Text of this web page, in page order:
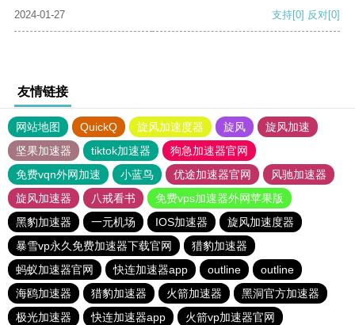
2024-01-27 支持[0] 反对[0]
友情链接
网站地图 QuickQ 旋风加速度器 旋风
旋风加速
坚果加速器
tiktok加速器
狗急加速器官网
免费vqn外网加速
小蓝鸟 优途加速器官网
风驰加速器
旋风加速器
八戒看书
免费vps加速器外网苹果版
黑豹加速器
一元机场 IOS加速器
旋风加速度器
暴雪vp永久免费加速器下载官网
猎豹加速器
蚂蚁加速器官网
快连加速器app outline
outline
海鸥加速器
猎豹加速器 火箭加速器
黑洞官方加速器
极光加速器
快连加速器app 火箭vp加速器官网